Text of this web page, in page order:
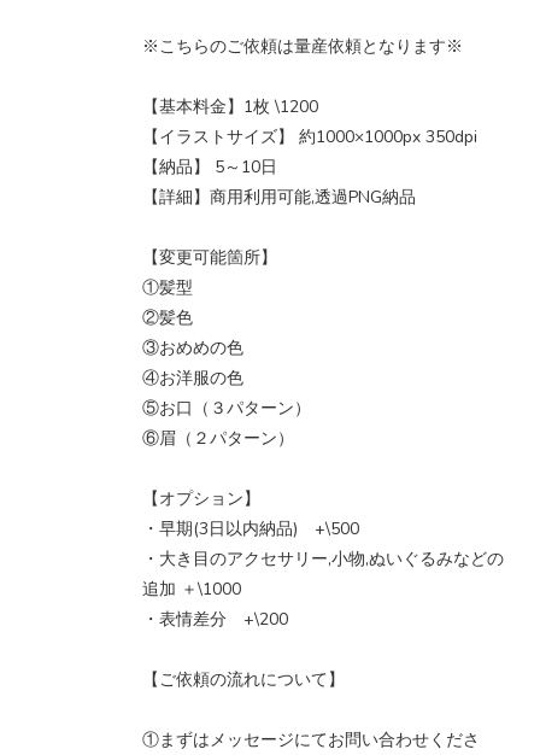
※こちらのご依頼は量産依頼となります※
【基本料金】1枚 \1200
【イラストサイズ】 約1000×1000px 350dpi
【納品】 5～10日
【詳細】商用利用可能,透過PNG納品
【変更可能箇所】
①髪型
②髪色
③おめめの色
④お洋服の色
⑤お口（３パターン）
⑥眉（２パターン）
【オプション】
・早期(3日以内納品) +\500
・大き目のアクセサリー,小物,ぬいぐるみなどの
追加 ＋\1000
・表情差分 +\200
【ご依頼の流れについて】
①まずはメッセージにてお問い合わせくださ